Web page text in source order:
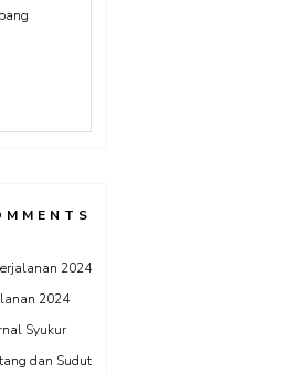
ada!
2024
2024
Syukur
dan Sudut